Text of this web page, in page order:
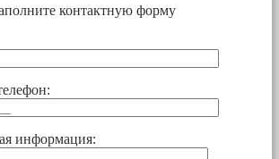
контактную форму
информация: